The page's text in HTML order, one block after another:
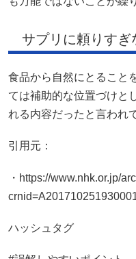
サプリに頼りすぎ
食品から自然にとること
ては補助的な位置づけと
れる内容だったと言われ
引用元：
・https://www.nhk.or.jp/
ハッシュタグ